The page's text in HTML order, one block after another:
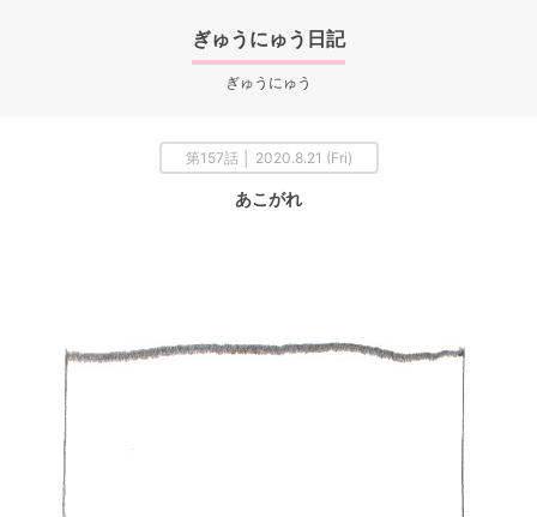
ぎゅうにゅう日記
ぎゅうにゅう
第157話 │ 2020.8.21 (Fri)
あこがれ